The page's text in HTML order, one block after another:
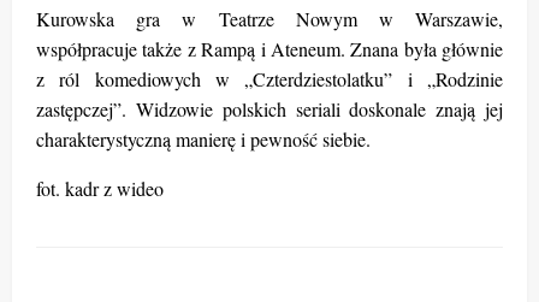
Kurowska gra w Teatrze Nowym w Warszawie,
współpracuje także z Rampą i Ateneum. Znana była głównie
z ról komediowych w „Czterdziestolatku” i „Rodzinie
zastępczej”. Widzowie polskich seriali doskonale znają jej
charakterystyczną manierę i pewność siebie.
fot. kadr z wideo